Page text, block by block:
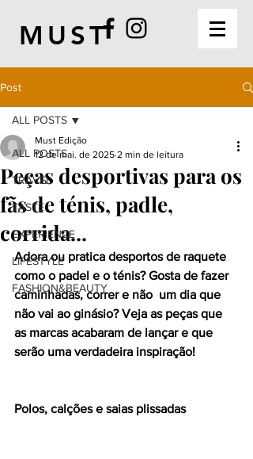
MUST
Post
ALL POSTS
TRAVEL
TASTE
EXPERIENCE
LIFESTYLE
FASHION&BEAUTY
ALL POSTS
Peças desportivas para os
fãs de ténis, padle,
corrida...
Must Edição
12 de mai. de 2025 2 min de leitura
Adora ou pratica desportos de raquete
como o padel e o ténis? Gosta de fazer
caminhadas, correr e não  um dia que
não vai ao ginásio? Veja as peças que
as marcas acabaram de lançar e que
serão uma verdadeira inspiração!
Polos, calções e saias plissadas